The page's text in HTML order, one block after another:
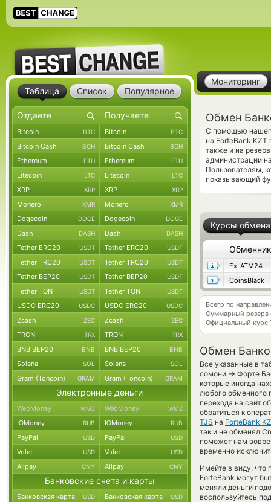
Мониторинг
Обмен
С помощью
на ForteBank
также и на
администрации
Пользователям,
показывающий
Курсы обмена
Обменник
Ex-ATM24
CoinsBlack
Всего по
Суммарный резерв
Официальный курс
Обмен
Все указанные в
сомони → Форте
которые иногда
любого обменного
перехода на сайт
обратиться к
TJS на ForteBank
так и не обменял
поможет нам
временно
Имейте в виду, что
ForteBank могут
меняли деньги
воспользуйтесь
Таблица Список Популярное
Bitcoin BTC Bitcoin BTC
Bitcoin Cash BCH Bitcoin Cash BCH
Ethereum ETH Ethereum ETH
Litecoin LTC Litecoin LTC
XRP XRP XRP XRP
Monero XMR Monero XMR
Dogecoin DOGE Dogecoin DOGE
Dash DASH Dash DASH
Tether ERC20 USDT Tether ERC20 USDT
Tether TRC20 USDT Tether TRC20 USDT
Tether BEP20 USDT Tether BEP20 USDT
Tether TON USDT Tether TON USDT
USDC ERC20 USDC USDC ERC20 USDC
Zcash ZEC Zcash ZEC
TRON TRX TRON TRX
BNB BEP20 BNB BNB BEP20 BNB
Solana SOL Solana SOL
Gram (Toncoin) GRAM Gram (Toncoin) GRAM
Электронные деньги
WebMoney WMZ WebMoney WMZ
ЮMoney RUB ЮMoney RUB
PayPal USD PayPal USD
Volet USD Volet USD
Alipay CNY Alipay CNY
Банковские счета и карты
Банковская карта USD Банковская карта USD